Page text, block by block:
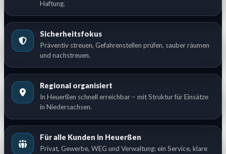
Haftung.
Sicherheitsfokus
Präventiv streuen, Gefahrenstellen prüfen, sauber räumen
und nachstreuen.
Regional organisiert
In Heuerßen schnell erreichbar – mit Struktur für Einsätze
in Niedersachsen.
Für alle Kunden in Heuerßen
Privat, Gewerbe, WEG und Verwaltung: ein Service, klare